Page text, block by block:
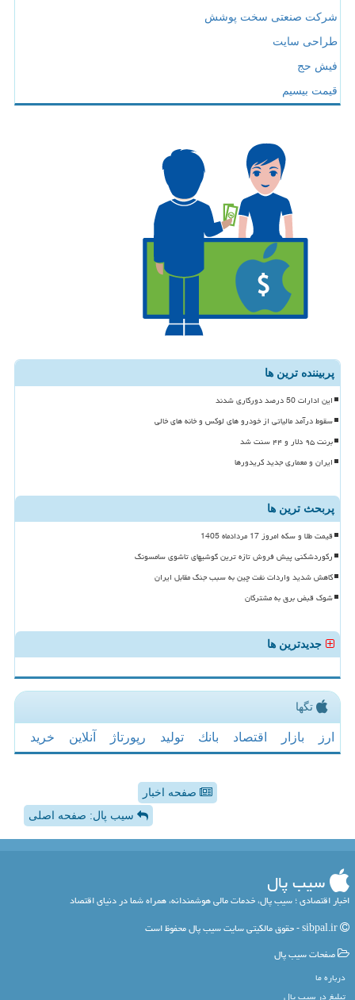
شرکت صنعتی سخت پوشش
طراحی سایت
فیش حج
قیمت بیسیم
پربیننده ترین ها
این ادارات 50 درصد دورکاری شدند
سقوط درآمد مالیاتی از خودرو های لوکس و خانه های خالی
برنت ۹۵ دلار و ۴۴ سنت شد
ایران و معماری جدید کریدورها
پربحث ترین ها
قیمت طلا و سکه امروز 17 مردادماه 1405
رکوردشکنی پیش فروش تازه ترین گوشیهای تاشوی سامسونگ
کاهش شدید واردات نفت چین به سبب جنگ مقابل ایران
شوک قبض برق به مشترکان
جدیدترین ها
تگها
ارز بازار اقتصاد بانك تولید رپورتاژ آنلاین خرید
صفحه اخبار
سیب پال: صفحه اصلی
سیب پال
اخبار اقتصادی ؛ سیب پال، خدمات مالی هوشمندانه، همراه شما در دنیای اقتصاد
صفحات سیب پال
درباره ما
تبلیغ در سیب پال